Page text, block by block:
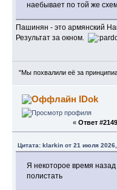
наебывает по той же
Пашинян - это армянский
Результат за окном.
"Мы похвалили её за
IDok
« Ответ
Цитата: klarkin от 21 июля
Я некоторое время
полистать